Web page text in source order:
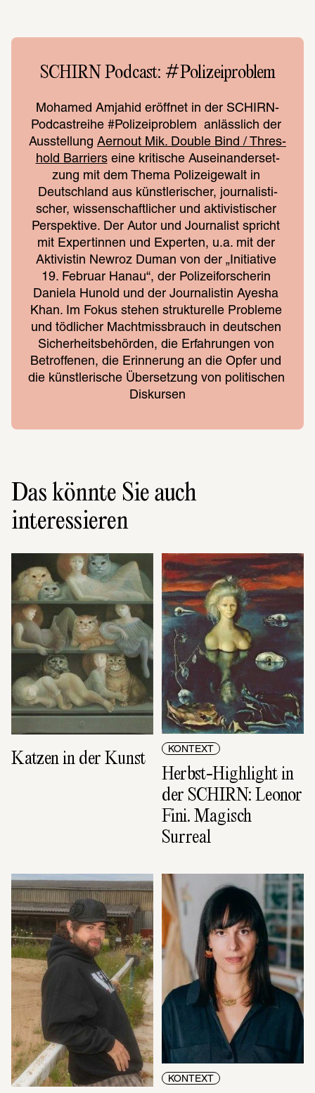
SCHIRN Podcast: #Polizeiproblem
Moha­med Amjahid eröff­net in der SCHIRN-
Podcast­reihe #Polizeiproblem  anläss­lich der
Ausstel­lung Aernout Mik. Double Bind / Thres­
hold Barri­ers eine kriti­sche Ausein­an­der­set­
zung mit dem Thema Poli­zei­ge­walt in
Deutsch­land aus künst­le­ri­scher, jour­na­lis­ti­
scher, wissen­schaft­li­cher und akti­vis­ti­scher
Perspek­tive. Der Autor und Jour­na­list spricht
mit Exper­tin­nen und Exper­ten, u.a. mit der
Akti­vis­tin Newroz Duman von der „Initia­tive
19. Februar Hanau“, der Poli­zei­for­sche­rin
Daniela Hunold und der Jour­na­lis­tin Ayesha
Khan. Im Fokus stehen struk­tu­relle Probleme
und tödli­cher Macht­miss­brauch in deut­schen
Sicher­heits­be­hör­den, die Erfah­run­gen von
Betrof­fe­nen, die Erin­ne­rung an die Opfer und
die künst­le­ri­sche Über­set­zung von poli­ti­schen
Diskur­sen
Das könnte Sie auch
interessieren
Katzen in der Kunst KONTEXT
Herbst-Highlight in
der SCHIRN: Leonor
Fini. Magisch
Surreal
KONTEXT